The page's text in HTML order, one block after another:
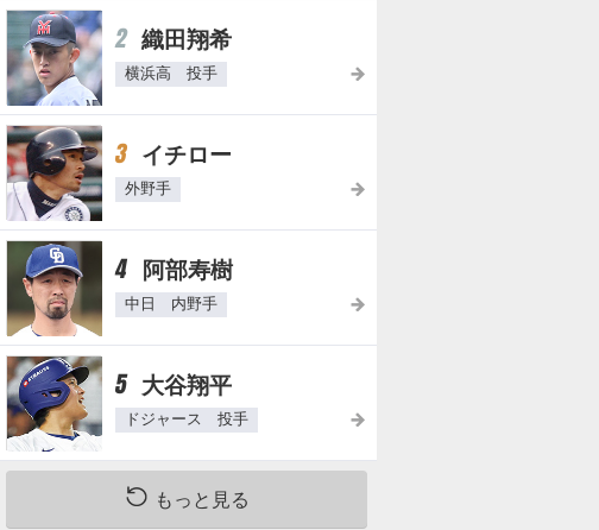
2 織田翔希
横浜高 投手
3 イチロー
外野手
4 阿部寿樹
中日 内野手
5 大谷翔平
ドジャース 投手
もっと見る